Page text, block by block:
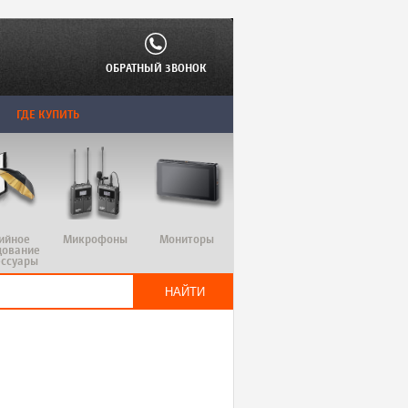
ОБРАТНЫЙ ЗВОНОК
ГДЕ КУПИТЬ
Микрофоны Мониторы